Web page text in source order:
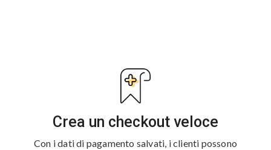
Crea un checkout veloce
Con i dati di pagamento salvati, i clienti possono